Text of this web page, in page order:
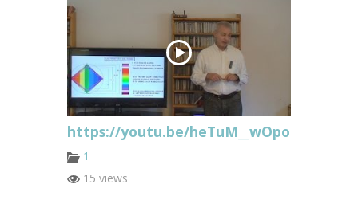
https://youtu.be/heTuM__wOpo
1
15 views